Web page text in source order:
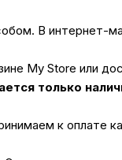
В интернет-
My Store или
только
к оплате